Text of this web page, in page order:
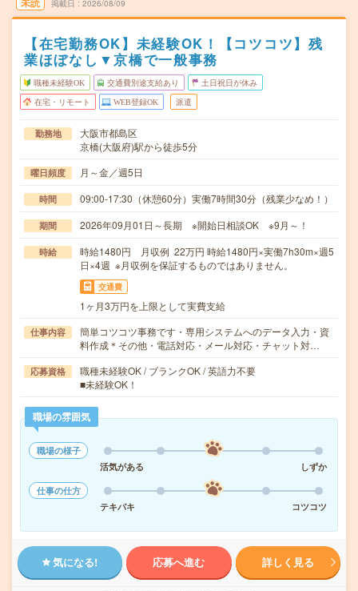
掲載日 2026/08/09
【在宅勤務OK】未経験OK！【コツコツ】残
業ほぼなし▼京橋で一般事務
職種未経験OK 交通費別途支給あり 土日祝日が休み
在宅・リモート WEB登録OK 派遣
勤務地
大阪市都島区
京橋(大阪府)駅から徒歩5分
曜日頻度 月～金／週5日
時間 09:00-17:30（休憩60分）実働7時間30分（残業少なめ！）
期間 2026年09月01日～長期 ※開始日相談OK ※9月～！
時給
時給1480円 月収例 22万円 時給1480円×実働7h30m×週5
日×4週 ※月収例を保証するものではありません。
交通費
1ヶ月3万円を上限として実費支給
仕事内容
簡単コツコツ事務です・専用システムへのデータ入力・資
料作成＊その他・電話対応・メール対応・チャット対…
応募資格
職種未経験OK / ブランクOK / 英語力不要
■未経験OK！
職場の雰囲気
職場の様子
活気がある
しずか
仕事の仕方
テキパキ
コツコツ
気になる! 応募へ進む 詳しく見る